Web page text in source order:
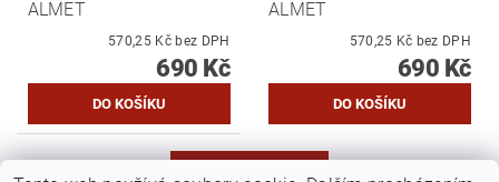
ALMET
570,25 Kč bez DPH
690 Kč
ALMET
570,25 Kč bez DPH
690 Kč